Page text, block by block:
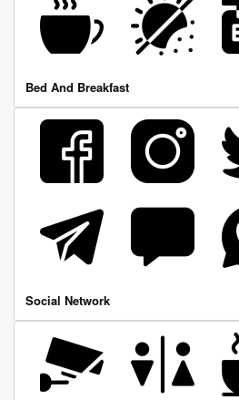
Bed And Breakfast
Social Network